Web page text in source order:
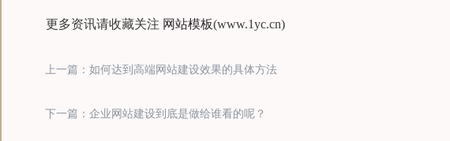
更多资讯请收藏关注 网站模板(www.1yc.cn)
上一篇：如何达到高端网站建设效果的具体方法
下一篇：企业网站建设到底是做给谁看的呢？